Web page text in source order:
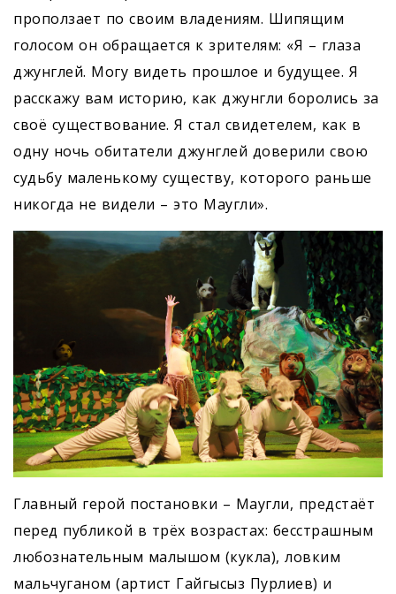
проползает по своим владениям. Шипящим
голосом он обращается к зрителям: «Я – глаза
джунглей. Могу видеть прошлое и будущее. Я
расскажу вам историю, как джунгли боролись за
своё существование. Я стал свидетелем, как в
одну ночь обитатели джунглей доверили свою
судьбу маленькому существу, которого раньше
никогда не видели – это Маугли».
Главный герой постановки – Маугли, предстаёт
перед публикой в трёх возрастах: бесстрашным
любознательным малышом (кукла), ловким
мальчуганом (артист Гайгысыз Пурлиев) и